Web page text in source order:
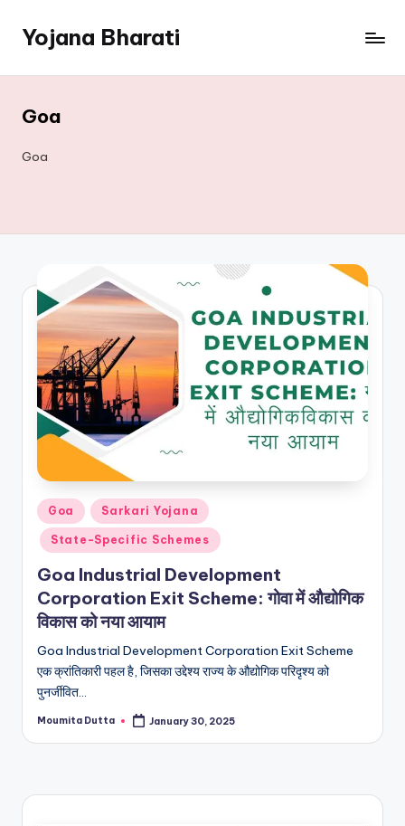
Skip
content
Yojana Bharati
Goa
Goa
Posted
in
Goa Sarkari Yojana
State-Specific Schemes
Goa Industrial Development
Corporation Exit Scheme: गोवा में औद्योगिक
विकास को नया आयाम
Goa Industrial Development Corporation Exit Scheme
एक क्रांतिकारी पहल है, जिसका उद्देश्य राज्य के औद्योगिक परिदृश्य को
पुनर्जीवित…
Posted
Moumita Dutta January 30, 2025